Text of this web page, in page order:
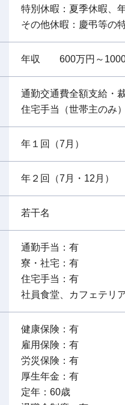
特別休暇：夏季休暇、
その他休暇：慶弔等の
年収 600万円～
通勤交通費全額支給・
住宅手当（世帯主のみ）
年１回（7月）
年２回（7月・12月）
若干名
通勤手当：有
寮・社宅：有
住宅手当：有
社員食堂、カフェテリ
健康保険：有
雇用保険：有
労災保険：有
厚生年金：有
定年：60歳